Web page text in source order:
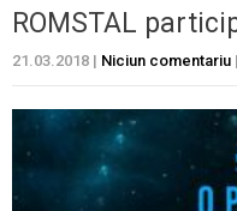
ROMSTAL
21.03.2018 | Niciun comentariu